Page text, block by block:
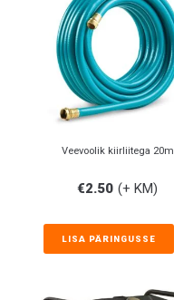
Veevoolik kiirliitega 20m
€2.50 (+ KM)
LISA PÄRINGUSSE